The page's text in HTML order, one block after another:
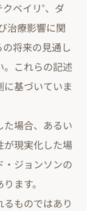
ベイリ ®、ダ
治療影響に関
将来の見通し
これらの記述
基づいていま
場合、あるい
が現実化した場
ジョンソンの
ます。
ものではあり